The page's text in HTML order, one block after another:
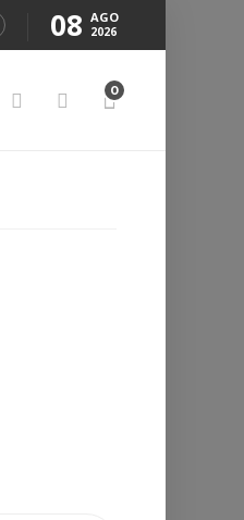
08 AGO
2026
0